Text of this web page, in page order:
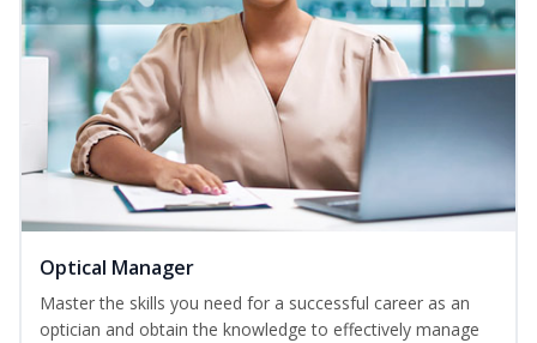
Optical Manager
Master the skills you need for a successful career as an
optician and obtain the knowledge to effectively manage